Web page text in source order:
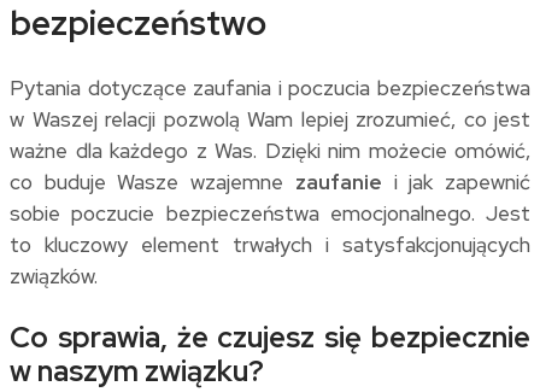
bezpieczeństwo
Pytania dotyczące zaufania i poczucia bezpieczeństwa
w Waszej relacji pozwolą Wam lepiej zrozumieć, co jest
ważne dla każdego z Was. Dzięki nim możecie omówić,
co buduje Wasze wzajemne zaufanie i jak zapewnić
sobie poczucie bezpieczeństwa emocjonalnego. Jest
to kluczowy element trwałych i satysfakcjonujących
związków.
Co sprawia, że czujesz się bezpiecznie
w naszym związku?